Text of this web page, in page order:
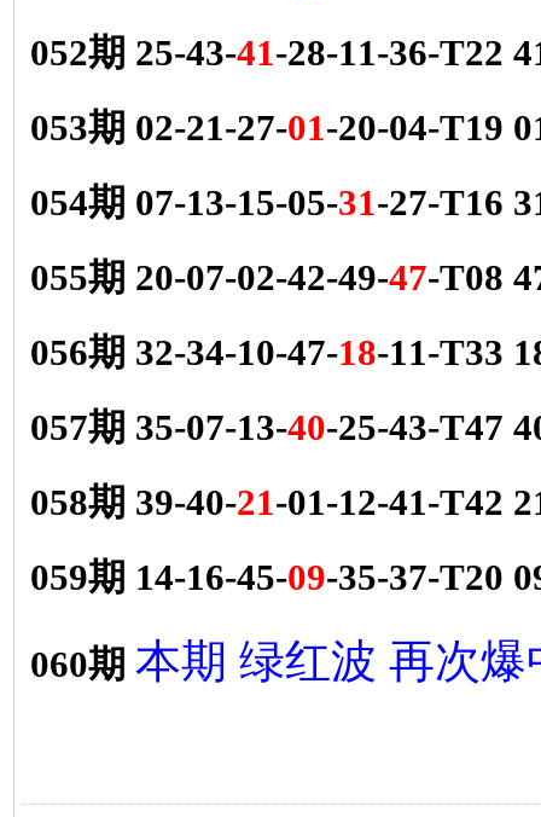
052期 25-43-41-28-11-36-T22
053期 02-21-27-01-20-04-T19
054期 07-13-15-05-31-27-T16
055期 20-07-02-42-49-47-T08
056期 32-34-10-47-18-11-T33
057期 35-07-13-40-25-43-T47
058期 39-40-21-01-12-41-T42
059期 14-16-45-09-35-37-T20
060期 本期 绿红波 再次爆